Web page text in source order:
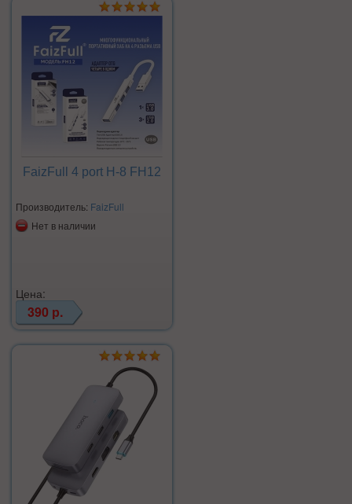
FaizFull 4 port H-8 FH12
Производитель: FaizFull
Нет в наличии
Цена:
390 р.